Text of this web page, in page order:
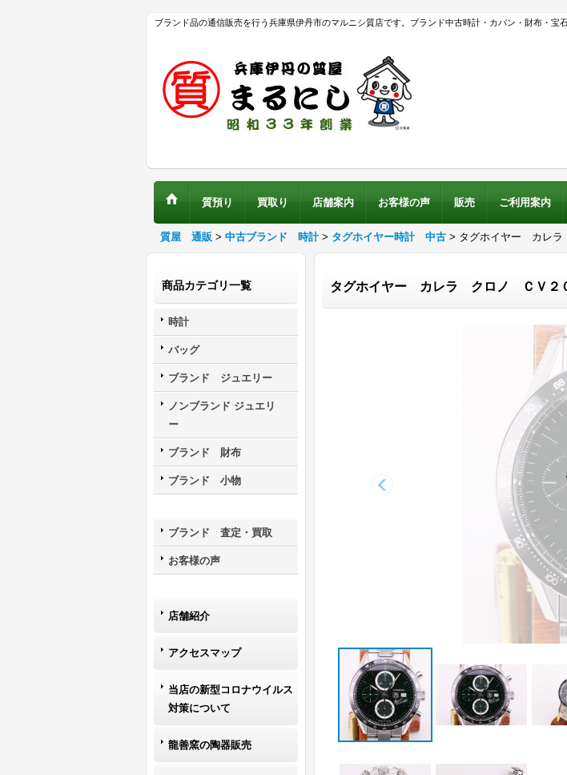
ブランド品の通信販売を行う兵庫県伊丹市のマルニシ質店です。ブランド中古時計・カバン・財布・宝
質預り 買取り 店舗案内 お客様の声 販売 ご利用案内
質屋 通販 > 中古ブランド 時計 > タグホイヤー時計 中古 > タグホイヤー カレ
商品カテゴリ一覧
時計
バッグ
ブランド ジュエリー
ノンブランド ジュエリ
ー
ブランド 財布
ブランド 小物
ブランド 査定・買取
お客様の声
店舗紹介
アクセスマップ
当店の新型コロナウイルス
対策について
龍善窯の陶器販売
タグホイヤー カレラ クロノ ＣＶ２